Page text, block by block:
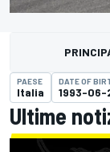
PAESE
Italia
DATE OF
1993-06-
Ultime